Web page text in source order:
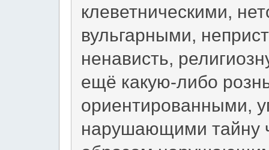
клеветническими,
вульгарными,
ненависть,
ещё какую-либо
ориентированными,
нарушающими тайну